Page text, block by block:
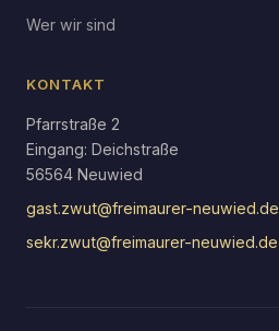
Wer wir sind
KONTAKT
Pfarrstraße 2
Eingang: Deichstraße
56564 Neuwied
gast.zwut@freimaurer-neuwied.de
sekr.zwut@freimaurer-neuwied.de